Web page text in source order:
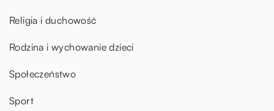
Religia i duchowość
Rodzina i wychowanie dzieci
Społeczeństwo
Sport